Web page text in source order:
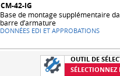
CM-42-IG
Base de montage supplémentaire
barre d’armature
DONNÉES EDI ET APPROBATIONS
OUTIL DE
SÉLECTIONNEZ